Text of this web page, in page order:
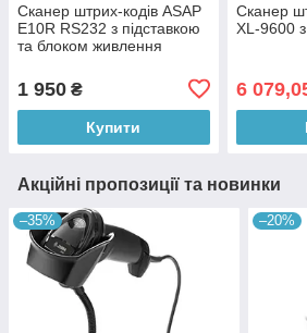
Сканер штрих-кодів ASAP
E10R RS232 з підставкою
та блоком живлення
1 950 ₴
Купити
Сканер
XL-9600
6
Акційні пропозиції та новинки
–35% –20%